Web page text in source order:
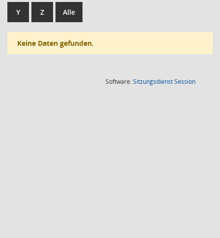
Y Z Alle
Keine Daten gefunden.
Software:SitzungsdienstSession(Wird in